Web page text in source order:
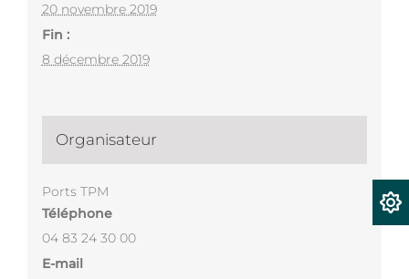
20 novembre 2019
Fin :
8 décembre 2019
Organisateur
Ports TPM
Téléphone
04 83 24 30 00
E-mail